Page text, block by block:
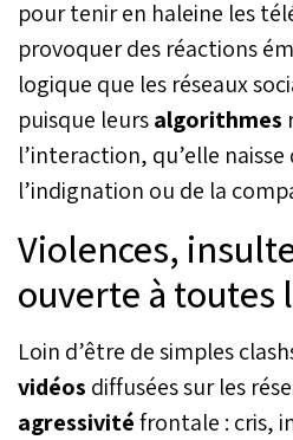
pour tenir en haleine les
provoquer des réactions
logique que les réseaux
puisque leursalgorithmes
l’interaction, qu’elle
l’indignation ou de la
Violences,
ouverte à toutes
Loin d’être de simples
vidéos diffusées sur les
agressivitéfrontale : cris,